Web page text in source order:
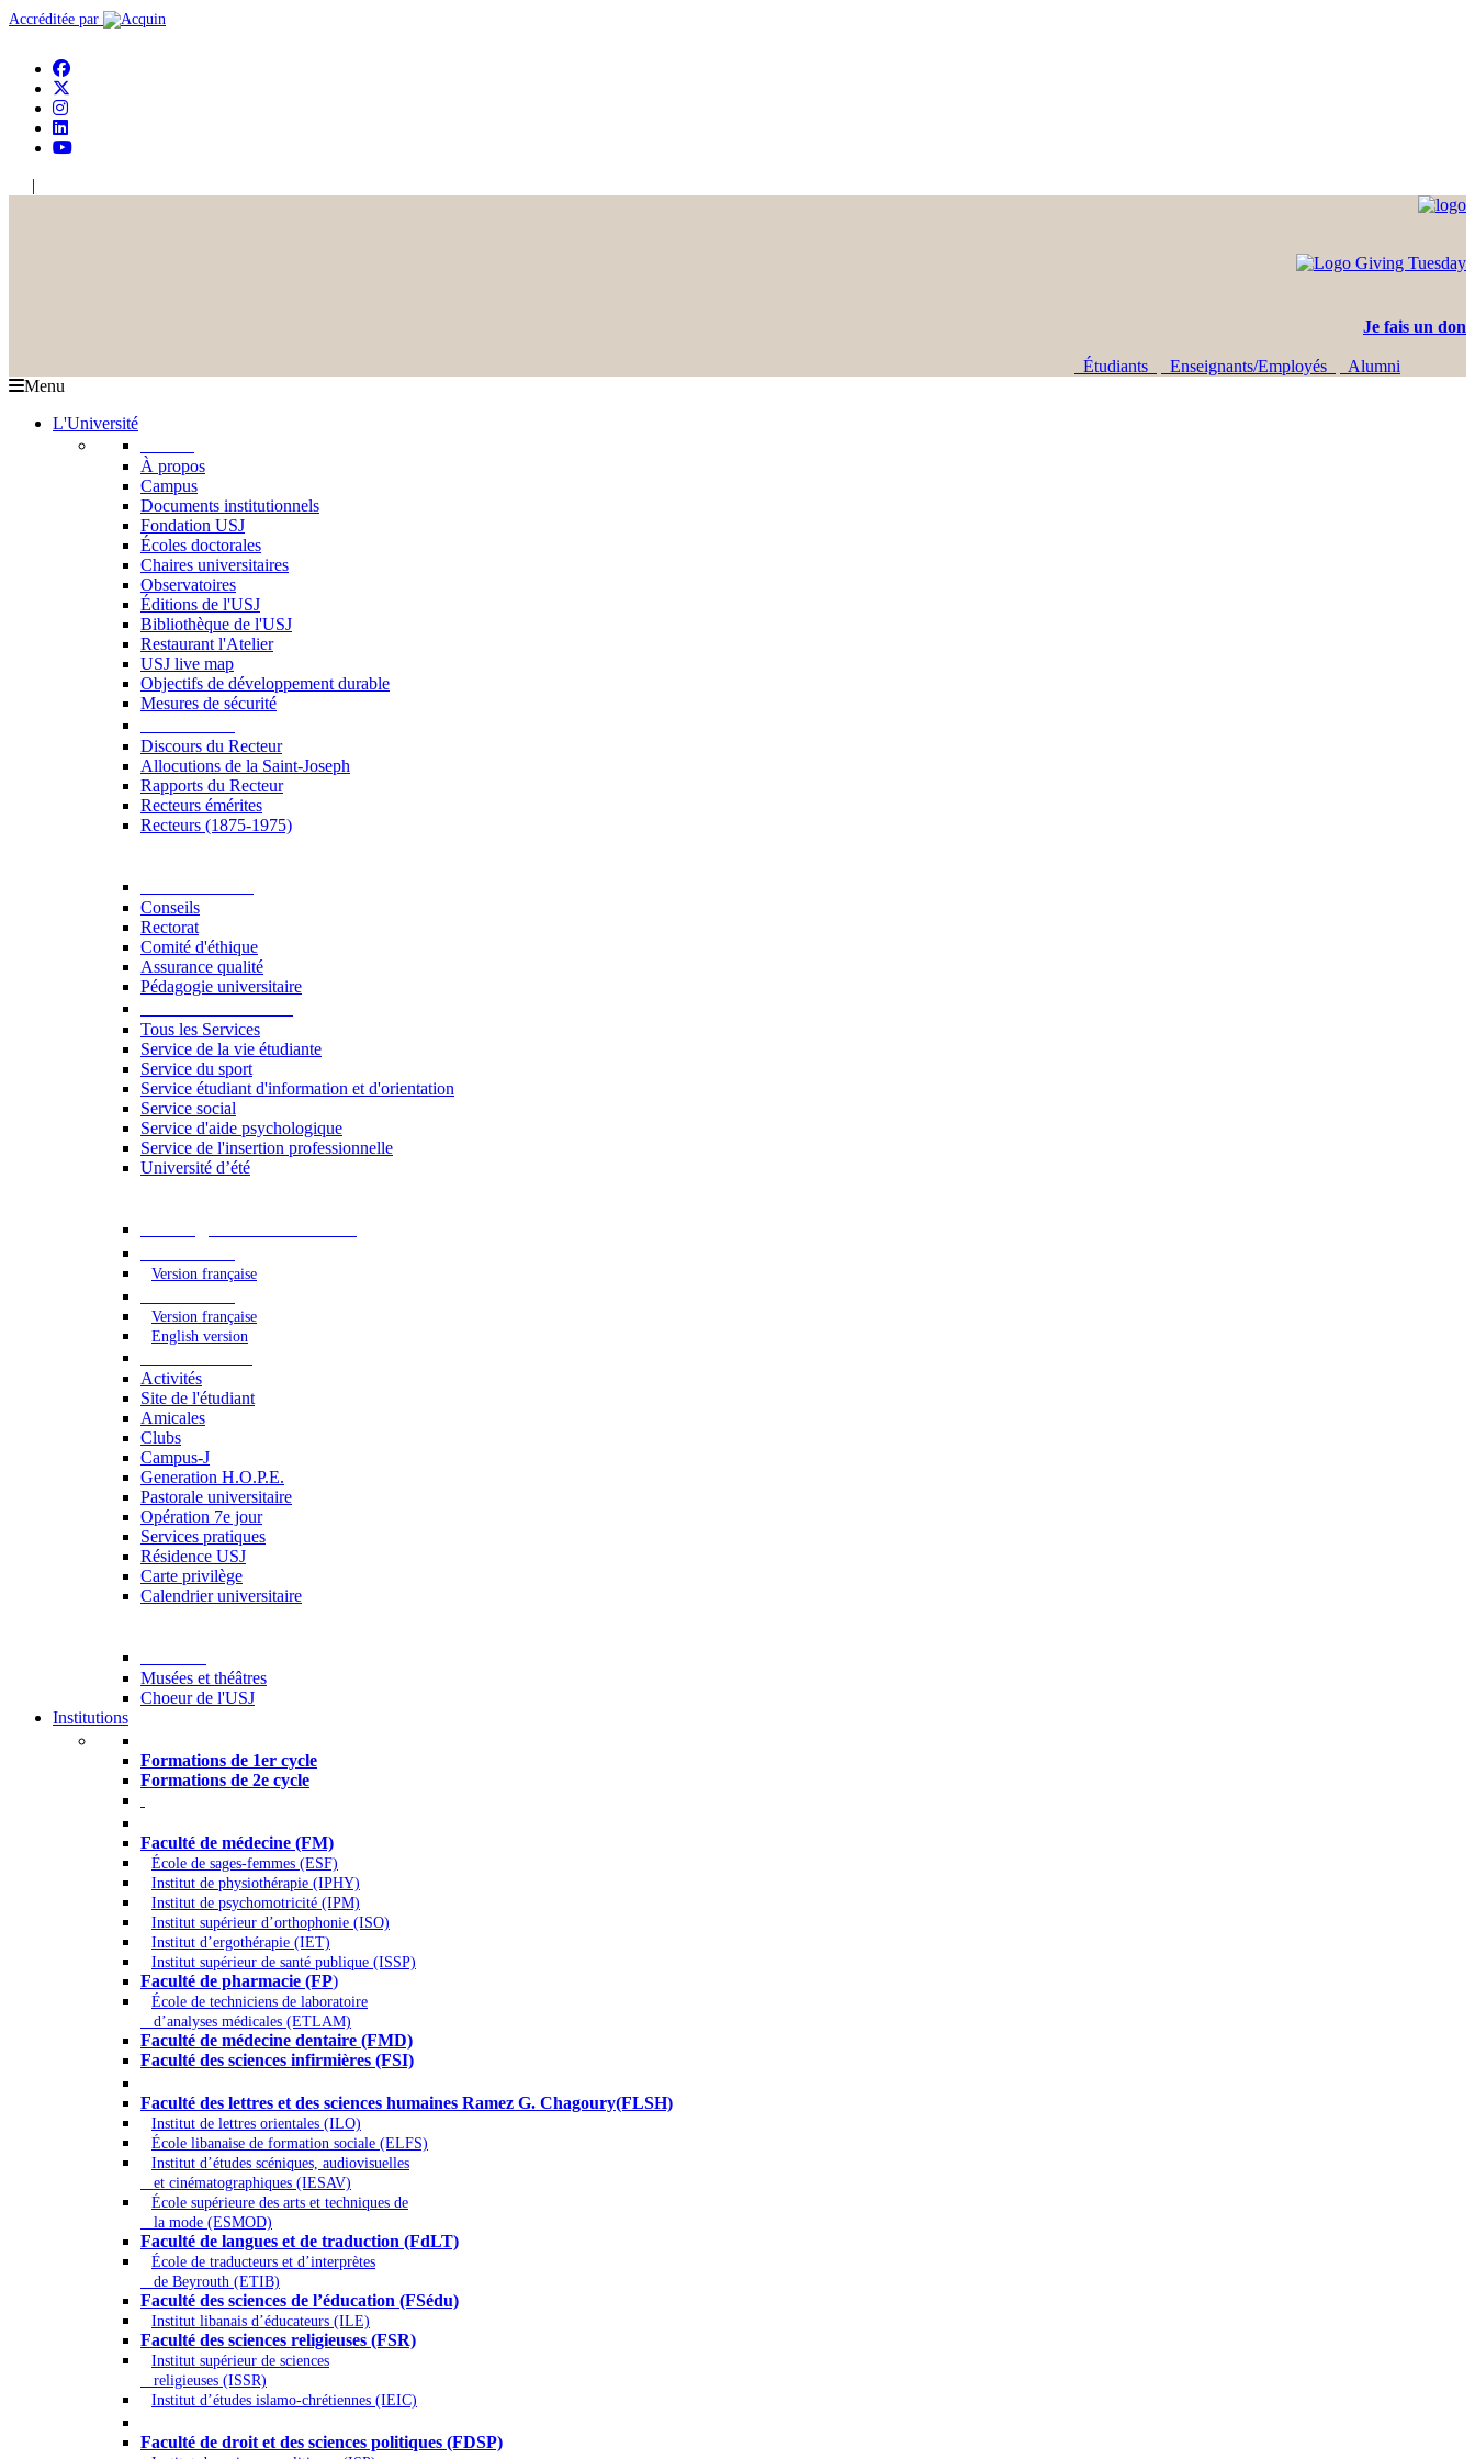
Accréditée par
|
Je fais un don
Étudiants Enseignants/Employés
Alumni
Menu
L'Université
À propos
Campus
Documents institutionnels
Fondation USJ
Écoles doctorales
Chaires universitaires
Observatoires
Éditions de l'USJ
Bibliothèque de l'USJ
Restaurant l'Atelier
USJ live map
Objectifs de développement durable
Mesures de sécurité
Discours du Recteur
Allocutions de la Saint-Joseph
Rapports du Recteur
Recteurs émérites
Recteurs (1875-1975)
Conseils
Rectorat
Comité d'éthique
Assurance qualité
Pédagogie universitaire
Tous les Services
Service de la vie étudiante
Service du sport
Service étudiant d'information et d'orientation
Service social
Service d'aide psychologique
Service de l'insertion professionnelle
Université d’été
Version française
Version française
English version
Activités
Site de l'étudiant
Amicales
Clubs
Campus-J
Generation H.O.P.E.
Pastorale universitaire
Opération 7e jour
Services pratiques
Résidence USJ
Carte privilège
Calendrier universitaire
Musées et théâtres
Choeur de l'USJ
Institutions
Formations de 1er cycle
Formations de 2e cycle
Faculté de médecine (FM)
École de sages-femmes (ESF)
Institut de physiothérapie (IPHY)
Institut de psychomotricité (IPM)
Institut supérieur d’orthophonie (ISO)
Institut d’ergothérapie (IET)
Institut supérieur de santé publique (ISSP)
Faculté de pharmacie (FP)
École de techniciens de laboratoire
d’analyses médicales (ETLAM)
Faculté de médecine dentaire (FMD)
Faculté des sciences infirmières (FSI)
Faculté des lettres et des sciences humaines Ramez G. Chagoury(FLSH)
Institut de lettres orientales (ILO)
École libanaise de formation sociale (ELFS)
Institut d’études scéniques, audiovisuelles
et cinématographiques (IESAV)
École supérieure des arts et techniques de
la mode (ESMOD)
Faculté de langues et de traduction (FdLT)
École de traducteurs et d’interprètes
de Beyrouth (ETIB)
Faculté des sciences de l’éducation (FSédu)
Institut libanais d’éducateurs (ILE)
Faculté des sciences religieuses (FSR)
Institut supérieur de sciences
religieuses (ISSR)
Institut d’études islamo-chrétiennes (IEIC)
Faculté de droit et des sciences politiques (FDSP)